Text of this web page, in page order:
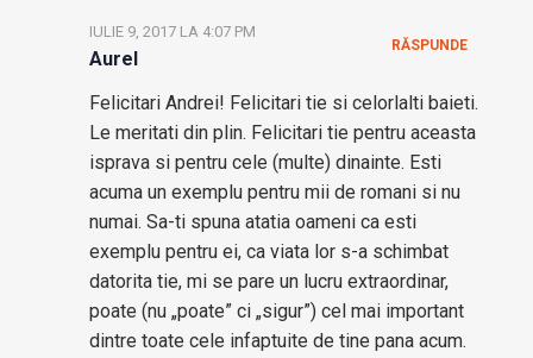
Aurel
IULIE 9, 2017 LA 4:07 PM
Felicitari Andrei! Felicitari tie si celorlalti baieti.
Le meritati din plin. Felicitari tie pentru aceasta
isprava si pentru cele (multe) dinainte. Esti
acuma un exemplu pentru mii de romani si nu
numai. Sa-ti spuna atatia oameni ca esti
exemplu pentru ei, ca viata lor s-a schimbat
datorita tie, mi se pare un lucru extraordinar,
poate (nu „poate” ci „sigur”) cel mai important
dintre toate cele infaptuite de tine pana acum.
RĂSPUNDE